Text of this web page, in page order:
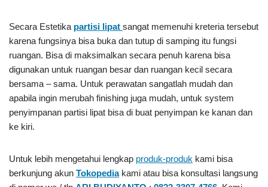
Secara Estetika partisi lipat sangat memenuhi kreteria tersebut
karena fungsinya bisa buka dan tutup di samping itu fungsi
ruangan. Bisa di maksimalkan secara penuh karena bisa
digunakan untuk ruangan besar dan ruangan kecil secara
bersama – sama. Untuk perawatan sangatlah mudah dan
apabila ingin merubah finishing juga mudah, untuk system
penyimpanan partisi lipat bisa di buat penyimpan ke kanan dan
ke kiri.
Untuk lebih mengetahui lengkap produk-produk kami bisa
berkunjung akun Tokopediakami atau bisa konsultasi langsung